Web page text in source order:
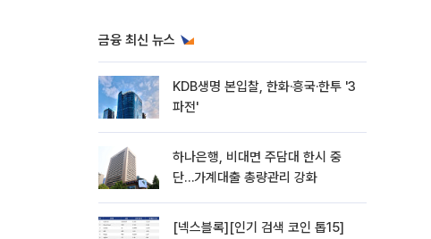
금융 최신 뉴스
KDB생명 본입찰, 한화·흥국·한투 '3
파전'
하나은행, 비대면 주담대 한시 중
단…가계대출 총량관리 강화
[넥스블록][인기 검색 코인 톱15]